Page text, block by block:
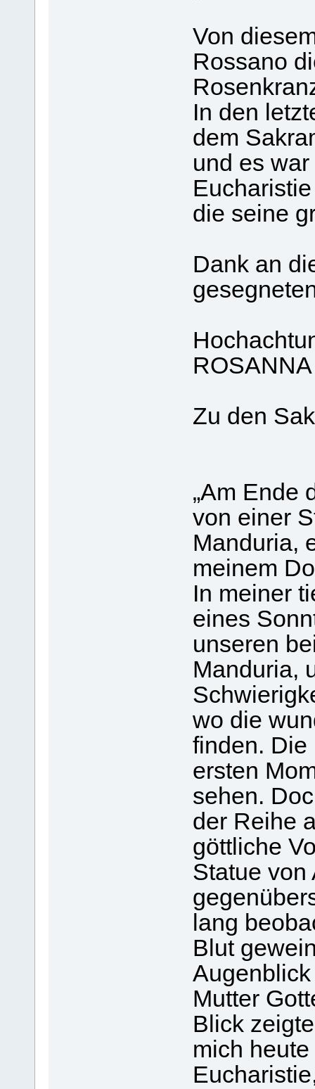
Von
Rossano
In den
dem
und es
die seine
Dank an
Zu den
„Am Ende
von einer
Manduria,
meinem
In meiner
eines
unseren
Manduria,
wo die
finden. Die
ersten
sehen.
der Reihe
göttliche
Statue von
lang
Blut
Mutter
Blick
mich